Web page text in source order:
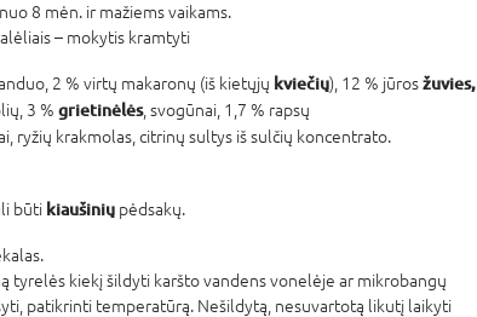
8 mėn. ir mažiems vaikams.
– mokytis kramtyti
2 % virtų makaronų (iš kietųjų kviečių), 12 % jūrosžuvies,
3 % grietinėlės, svogūnai, 1,7 % rapsų
ryžių krakmolas, citrinų sultys iš sulčių koncentrato.
būti kiaušinių pėdsakų.
tyrelės kiekį šildyti karšto vandens vonelėje ar mikrobangų
patikrinti temperatūrą. Nešildytą, nesuvartotą likutį laikyti